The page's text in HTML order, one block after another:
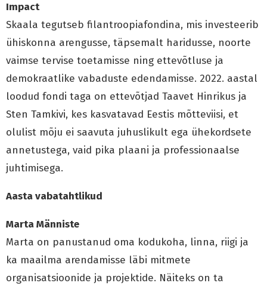
Impact
Skaala tegutseb filantroopiafondina, mis investeerib
ühiskonna arengusse, täpsemalt haridusse, noorte
vaimse tervise toetamisse ning ettevõtluse ja
demokraatlike vabaduste edendamisse. 2022. aastal
loodud fondi taga on ettevõtjad Taavet Hinrikus ja
Sten Tamkivi, kes kasvatavad Eestis mõtteviisi, et
olulist mõju ei saavuta juhuslikult ega ühekordsete
annetustega, vaid pika plaani ja professionaalse
juhtimisega.
Aasta vabatahtlikud
Marta Männiste
Marta on panustanud oma kodukoha, linna, riigi ja
ka maailma arendamisse läbi mitmete
organisatsioonide ja projektide. Näiteks on ta